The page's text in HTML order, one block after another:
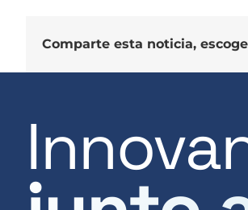
Comparte esta noticia,